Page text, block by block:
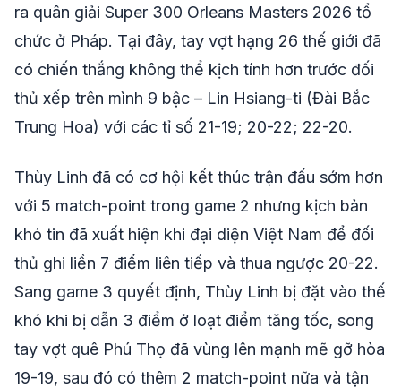
ra quân giải Super 300 Orleans Masters 2026 tổ
chức ở Pháp. Tại đây, tay vợt hạng 26 thế giới đã
có chiến thắng không thể kịch tính hơn trước đối
thủ xếp trên mình 9 bậc – Lin Hsiang-ti (Đài Bắc
Trung Hoa) với các tỉ số 21-19; 20-22; 22-20.
Thùy Linh đã có cơ hội kết thúc trận đấu sớm hơn
với 5 match-point trong game 2 nhưng kịch bản
khó tin đã xuất hiện khi đại diện Việt Nam để đối
thủ ghi liền 7 điểm liên tiếp và thua ngược 20-22.
Sang game 3 quyết định, Thùy Linh bị đặt vào thế
khó khi bị dẫn 3 điểm ở loạt điểm tăng tốc, song
tay vợt quê Phú Thọ đã vùng lên mạnh mẽ gỡ hòa
19-19, sau đó có thêm 2 match-point nữa và tận